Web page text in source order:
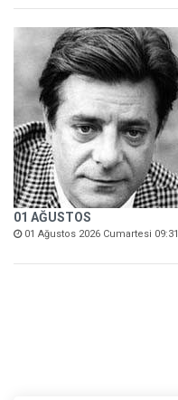
01 AĞUSTOS
01 Ağustos 2026 Cumartesi 09:31